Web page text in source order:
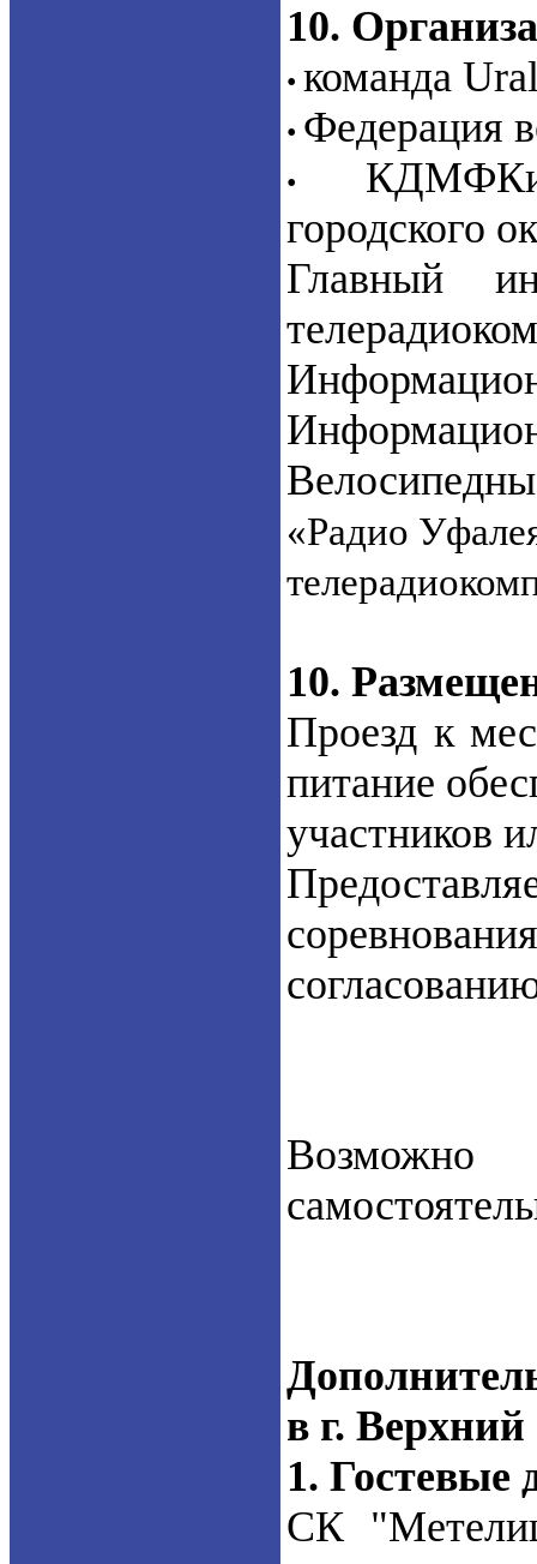
10.
• команда
• Федерация
•
городского
Главный
«Радио
10.
Проезд к
питание
участников
Возможно
в г.
1.
СК